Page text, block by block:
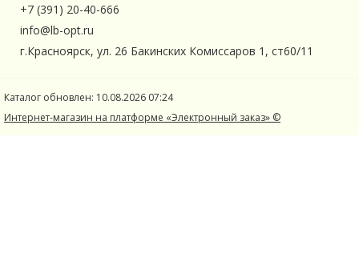
+7 (391) 20-40-666
info@lb-opt.ru
г.Красноярск, ул. 26 Бакинских Комиссаров 1, ст60/11
Каталог обновлен: 10.08.2026 07:24
Интернет-магазин на платформе «Электронный заказ» ©